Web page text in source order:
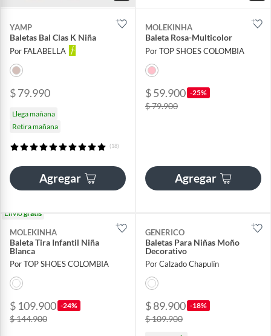
YAMP
Baletas Bal Clas K Niña
Por FALABELLA
$ 79.990
Llega mañana
Retira mañana
(18)
Agregar
MOLEKINHA
Baleta Rosa-Multicolor
Por TOP SHOES COLOMBIA
$ 59.900 -25%
$ 79.900
Agregar
Envíogratis
MOLEKINHA
Baleta Tira Infantil Niña
Blanca
Por TOP SHOES COLOMBIA
$ 109.900 -24%
$ 144.900
GENERICO
Baletas Para Niñas Moño
Decorativo
Por Calzado Chapulín
$ 89.900 -18%
$ 109.900